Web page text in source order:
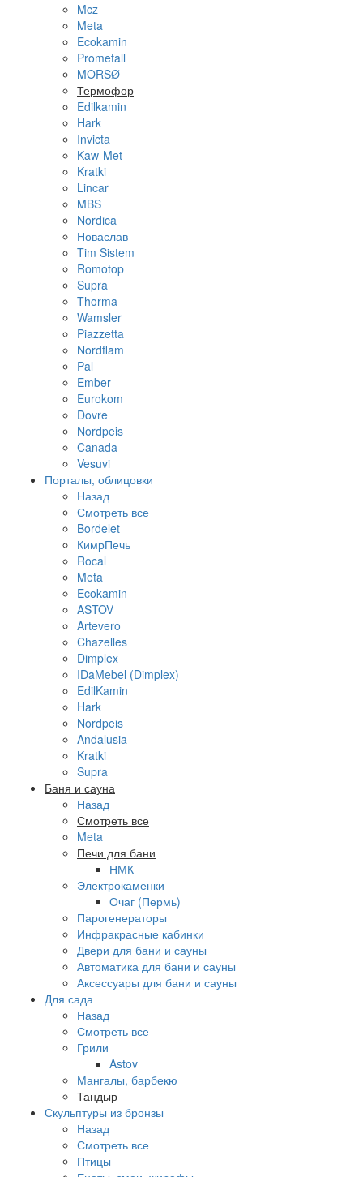
Mcz
Meta
Ecokamin
Prometall
MORSØ
Термофор
Edilkamin
Hark
Invicta
Kaw-Met
Kratki
Lincar
MBS
Nordica
Новаслав
Tim Sistem
Romotop
Supra
Thorma
Wamsler
Piazzetta
Nordflam
Pal
Ember
Eurokom
Dovre
Nordpeis
Canada
Vesuvi
Порталы, облицовки
Назад
Смотреть все
Bordelet
КимрПечь
Rocal
Meta
Ecokamin
ASTOV
Artevero
Chazelles
Dimplex
IDaMebel (Dimplex)
EdilKamin
Hark
Nordpeis
Andalusia
Kratki
Supra
Баня и сауна
Назад
Смотреть все
Meta
Печи для бани
НМК
Электрокаменки
Очаг (Пермь)
Парогенераторы
Инфракрасные кабинки
Двери для бани и сауны
Автоматика для бани и сауны
Аксессуары для бани и сауны
Для сада
Назад
Смотреть все
Грили
Astov
Мангалы, барбекю
Тандыр
Скульптуры из бронзы
Назад
Смотреть все
Птицы